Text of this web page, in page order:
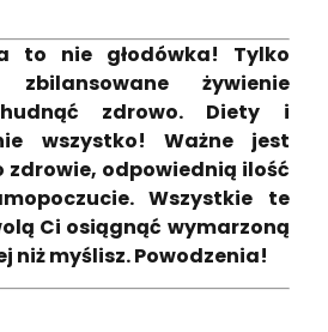
to nie głodówka! Tylko
zbilansowane żywienie
zdrowo. Diety i
wszystko! Ważne jest
zdrowie, odpowiednią ilość
Wszystkie te
Ci osiągnąć wymarzoną
niż myślisz. Powodzenia!